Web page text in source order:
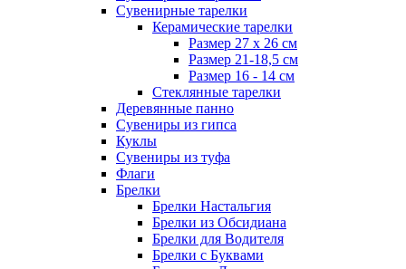
Сувенирные тарелки
Керамические тарелки
Размер 27 х 26 см
Размер 21-18,5 см
Размер 16 - 14 см
Стеклянные тарелки
Деревянные панно
Сувениры из гипса
Куклы
Сувениры из туфа
Флаги
Брелки
Брелки Настальгия
Брелки из Обсидиана
Брелки для Водителя
Брелки с Буквами